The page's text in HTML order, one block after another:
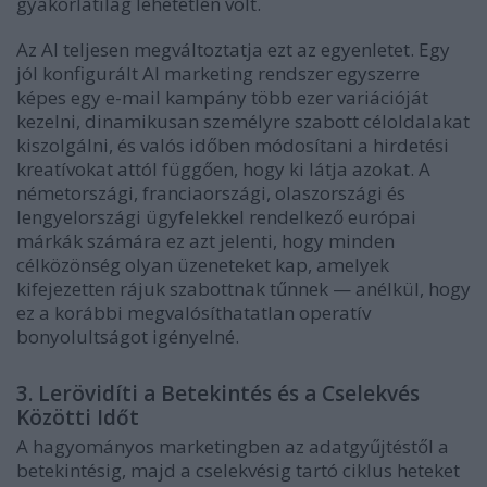
Az AI teljesen megváltoztatja ezt az egyenletet. Egy
jól konfigurált AI marketing rendszer egyszerre
képes egy e-mail kampány több ezer variációját
kezelni, dinamikusan személyre szabott céloldalakat
kiszolgálni, és valós időben módosítani a hirdetési
kreatívokat attól függően, hogy ki látja azokat. A
németországi, franciaországi, olaszországi és
lengyelországi ügyfelekkel rendelkező európai
márkák számára ez azt jelenti, hogy minden
célközönség olyan üzeneteket kap, amelyek
kifejezetten rájuk szabottnak tűnnek — anélkül, hogy
ez a korábbi megvalósíthatatlan operatív
bonyolultságot igényelné.
3. Lerövidíti a Betekintés és a Cselekvés
Közötti Időt
A hagyományos marketingben az adatgyűjtéstől a
betekintésig, majd a cselekvésig tartó ciklus heteket